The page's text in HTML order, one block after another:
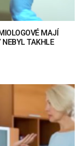
MAJÍ
NEBYL TAKHLE